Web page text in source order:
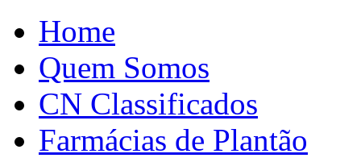
Home
Quem Somos
CN Classificados
Farmácias de Plantão